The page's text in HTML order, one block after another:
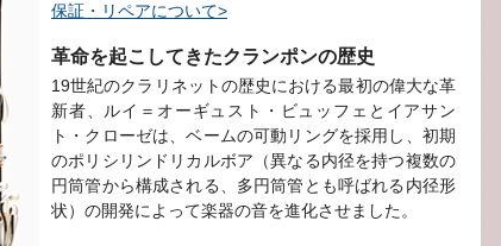
保証・リペアについて>
革命を起こしてきたクランポンの歴史
19世紀のクラリネットの歴史における最初の偉大な革
新者、ルイ＝オーギュスト・ビュッフェとイアサン
ト・クローゼは、ベームの可動リングを採用し、初期
のポリシリンドリカルボア（異なる内径を持つ複数の
円筒管から構成される、多円筒管とも呼ばれる内径形
状）の開発によって楽器の音を進化させました。